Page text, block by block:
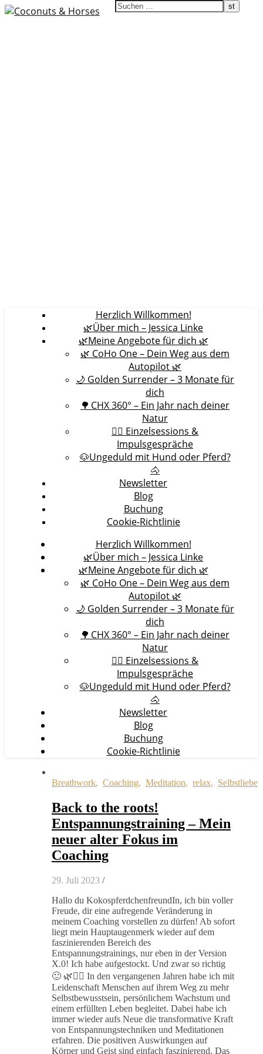
Herzlich Willkommen!
🌿Über mich – Jessica Linke
🌿Meine Angebote für dich 🌿
🌿 CoHo One – Dein Weg aus dem
Autopilot 🌿
🌙 Golden Surrender – 3 Monate für
dich
🌳 CHX 360° – Ein Jahr nach deiner
Natur
🧘‍♀️ Einzelsessions &
Impulsgespräche
🐶Ungeduld mit Hund oder Pferd?
🐴
Newsletter
Blog
Buchung
Cookie-Richtlinie
Herzlich Willkommen!
🌿Über mich – Jessica Linke
🌿Meine Angebote für dich 🌿
🌿 CoHo One – Dein Weg aus dem
Autopilot 🌿
🌙 Golden Surrender – 3 Monate für
dich
🌳 CHX 360° – Ein Jahr nach deiner
Natur
🧘‍♀️ Einzelsessions &
Impulsgespräche
🐶Ungeduld mit Hund oder Pferd?
🐴
Newsletter
Blog
Buchung
Cookie-Richtlinie
Breathwork, Coaching, Meditation, relax, Selbstliebe
Back to the roots!
Entspannungstraining – Mein
neuer alter Fokus im
Coaching
29. Juli 2023 /
Hallo du KokospferdchenfreundIn, ich bin voller
Freude, dir eine aufregende Veränderung in
meinem Coaching vorstellen zu dürfen! Ab sofort
liegt mein Hauptaugenmerk wieder auf dem
faszinierenden Bereich des
Entspannungstrainings, nur eben in der Version
X.0! Ich habe aufgestockt. Und zwar so richtig
🙂 🌿🧘‍♀️ In den vergangenen Jahren habe ich mit
Leidenschaft Menschen auf ihrem Weg zu mehr
Selbstbewusstsein, persönlichem Wachstum und
einem erfüllten Leben begleitet. Dabei habe ich
immer wieder aufs Neue die transformative Kraft
von Entspannungstechniken und Meditationen
erfahren. Die positiven Auswirkungen auf
Körper und Geist sind einfach faszinierend. Das